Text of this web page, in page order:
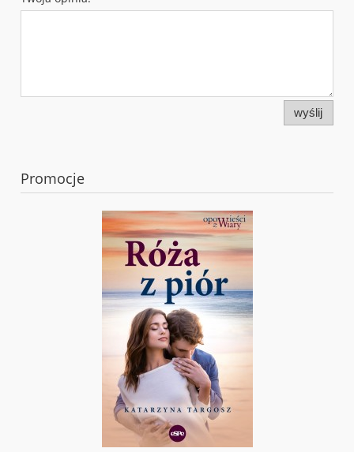
wyślij
Promocje